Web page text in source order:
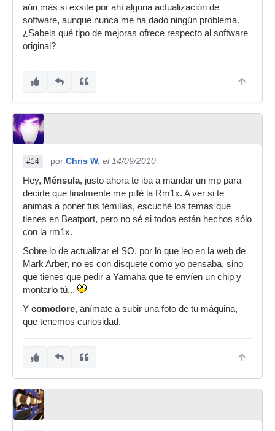
aún más si exsite por ahí alguna actualización de
software, aunque nunca me ha dado ningún problema.
¿Sabeis qué tipo de mejoras ofrece respecto al software
original?
#14 por Chris W. el 14/09/2010
Hey, Ménsula, justo ahora te iba a mandar un mp para
decirte que finalmente me pillé la Rm1x. A ver si te
animas a poner tus temillas, escuché los temas que
tienes en Beatport, pero no sé si todos están hechos sólo
con la rm1x.
Sobre lo de actualizar el SO, por lo que leo en la web de
Mark Arber, no es con disquete como yo pensaba, sino
que tienes que pedir a Yamaha que te envíen un chip y
montarlo tú...
Y comodore, anímate a subir una foto de tu máquina,
que tenemos curiosidad.